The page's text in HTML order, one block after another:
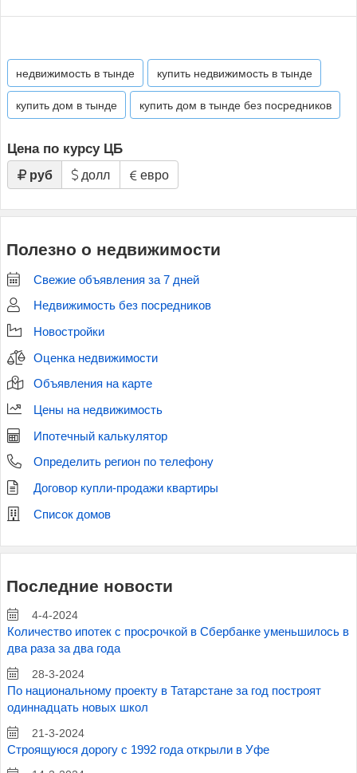
недвижимость в тынде купить недвижимость в тынде
купить дом в тынде купить дом в тынде без посредников
Цена по курсу ЦБ
руб долл евро
Полезно о недвижимости
Свежие объявления за 7 дней
Недвижимость без посредников
Новостройки
Оценка недвижимости
Объявления на карте
Цены на недвижимость
Ипотечный калькулятор
Определить регион по телефону
Договор купли-продажи квартиры
Список домов
Последние новости
4-4-2024
Количество ипотек с просрочкой в Сбербанке уменьшилось в
два раза за два года
28-3-2024
По национальному проекту в Татарстане за год построят
одиннадцать новых школ
21-3-2024
Строящуюся дорогу с 1992 года открыли в Уфе